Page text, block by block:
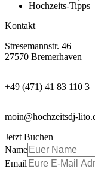
Hochzeits-Tipps
Kontakt
Stresemannstr. 46
27570 Bremerhaven
+49 (471) 41 83 110 3
moin@hochzeitsdj-
Jetzt Buchen
Name
Email